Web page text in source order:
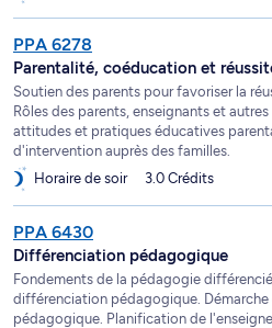
PPA 6278
Parentalité, coéducation et
Soutien des parents pour favoriser la
Rôles des parents, enseignants et
attitudes et pratiques éducatives
d'intervention auprès des familles.
Horaire de soir
3.0 Crédits
PPA 6430
Différenciation pédagogique
Fondements de la pédagogie
différenciation pédagogique.
pédagogique. Planification de